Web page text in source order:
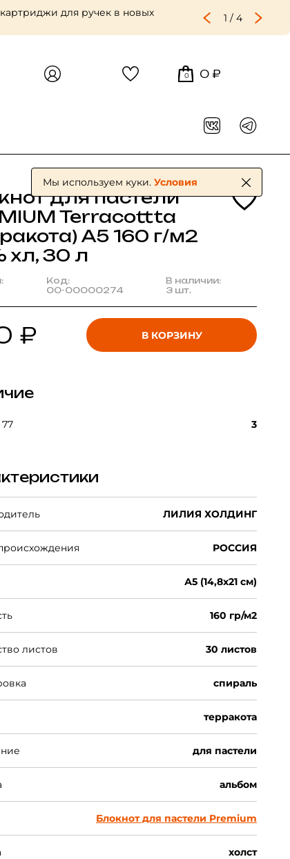
для ручек в новых
1 / 4
0 0 ₽
для пастели
Terracottta
А5 160 г/м2
хл, 30 л
Код:
00-00000274
В наличии:
3 шт.
₽ В КОРЗИНУ
3
ЛИЛИЯ ХОЛДИНГ
РОССИЯ
А5 (14,8х21 см)
160 гр/м2
листов 30 листов
спираль
терракота
для пастели
альбом
Блокнот для пастели Premium
холст
Мы используем куки. Условия